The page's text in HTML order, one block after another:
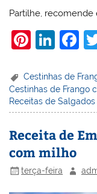
Partilhe,
Pi
er
e
st
Li
k
e
dI
n
F
c
e
b
o
k
Cestinhas de
Cestinhas de Frango
Receitas de
Receita de
com milho
terça-feira